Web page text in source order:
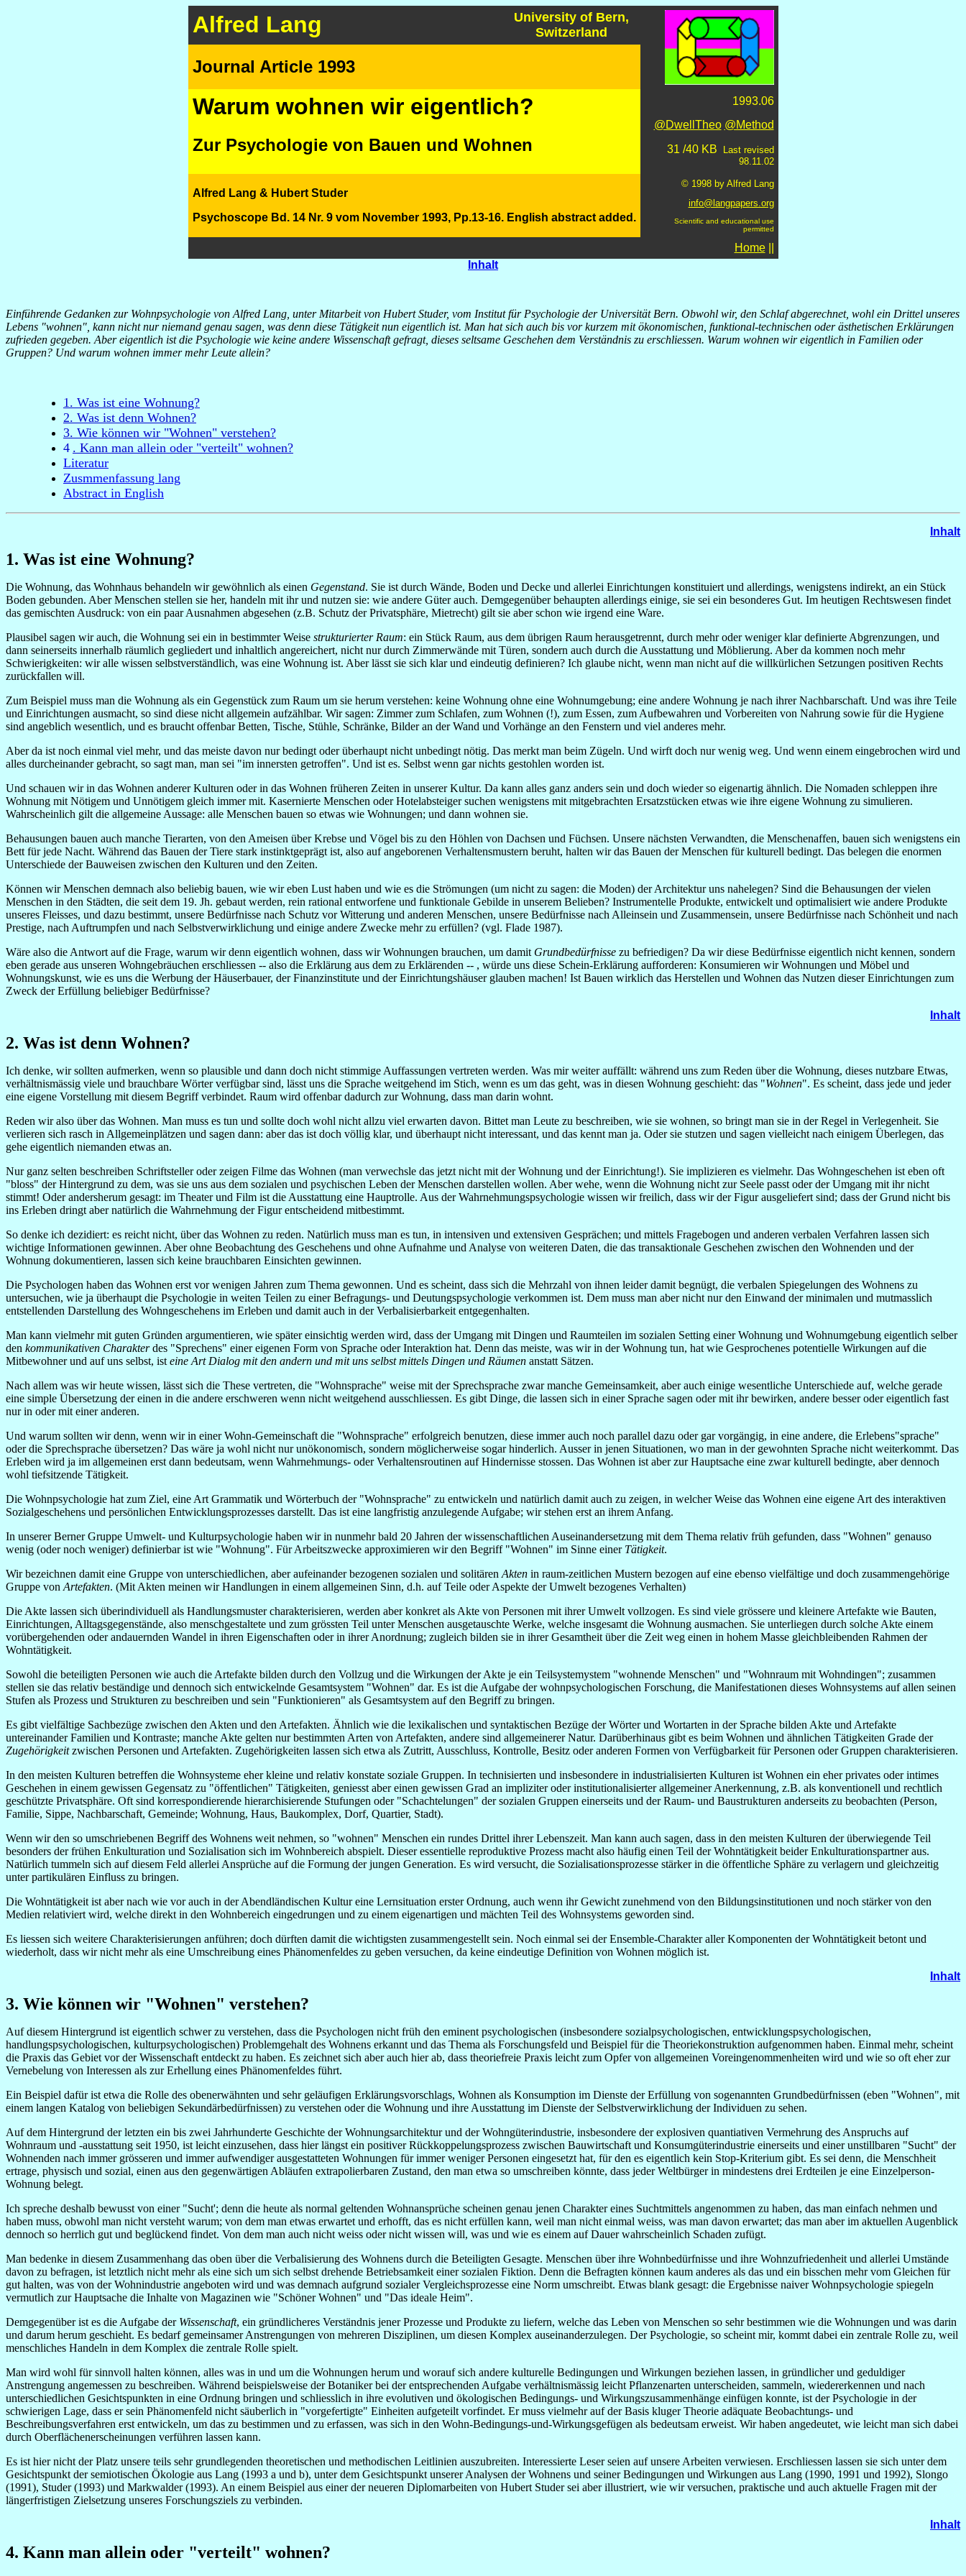
Alfred Lang
University of Bern,
Switzerland
Journal Article 1993
Warum wohnen wir eigentlich?
Zur Psychologie von Bauen und Wohnen
1993.06
@DwellTheo @Method
31 /40 KB
Last revised
98.11.02
Alfred Lang & Hubert Studer
Psychoscope Bd. 14 Nr. 9 vom November 1993, Pp.13-16. English abstract added.
© 1998 by Alfred Lang
info@langpapers.org
Scientific and educational use
permitted
Home
Inhalt
Einführende Gedanken zur Wohnpsychologie von Alfred Lang, unter Mitarbeit von Hubert Studer, vom Institut für Psychologie der Universität Bern. Obwohl wir, den Schlaf abgerechnet, wohl ein Drittel unseres
Lebens "wohnen", kann nicht nur niemand genau sagen, was denn diese Tätigkeit nun eigentlich ist. Man hat sich auch bis vor kurzem mit ökonomischen, funktional-technischen oder ästhetischen Erklärungen
zufrieden gegeben. Aber eigentlich ist die Psychologie wie keine andere Wissenschaft gefragt, dieses seltsame Geschehen dem Verständnis zu erschliessen. Warum wohnen wir eigentlich in Familien oder
Gruppen? Und warum wohnen immer mehr Leute allein?
1. Was ist eine Wohnung?
2. Was ist denn Wohnen?
3. Wie können wir "Wohnen" verstehen?
4 . Kann man allein oder "verteilt" wohnen?
Literatur
Zusmmenfassung lang
Abstract in English
Inhalt
1. Was ist eine Wohnung?
Die Wohnung, das Wohnhaus behandeln wir gewöhnlich als einen Gegenstand. Sie ist durch Wände, Boden und Decke und allerlei Einrichtungen konstituiert und allerdings, wenigstens indirekt, an ein Stück
Boden gebunden. Aber Menschen stellen sie her, handeln mit ihr und nutzen sie: wie andere Güter auch. Demgegenüber behaupten allerdings einige, sie sei ein besonderes Gut. Im heutigen Rechtswesen findet
das gemischten Ausdruck: von ein paar Ausnahmen abgesehen (z.B. Schutz der Privatsphäre, Mietrecht) gilt sie aber schon wie irgend eine Ware.
Plausibel sagen wir auch, die Wohnung sei ein in bestimmter Weise strukturierter Raum: ein Stück Raum, aus dem übrigen Raum herausgetrennt, durch mehr oder weniger klar definierte Abgrenzungen, und
dann seinerseits innerhalb räumlich gegliedert und inhaltlich angereichert, nicht nur durch Zimmerwände mit Türen, sondern auch durch die Ausstattung und Möblierung. Aber da kommen noch mehr
Schwierigkeiten: wir alle wissen selbstverständlich, was eine Wohnung ist. Aber lässt sie sich klar und eindeutig definieren? Ich glaube nicht, wenn man nicht auf die willkürlichen Setzungen positiven Rechts
zurückfallen will.
Zum Beispiel muss man die Wohnung als ein Gegenstück zum Raum um sie herum verstehen: keine Wohnung ohne eine Wohnumgebung; eine andere Wohnung je nach ihrer Nachbarschaft. Und was ihre Teile
und Einrichtungen ausmacht, so sind diese nicht allgemein aufzählbar. Wir sagen: Zimmer zum Schlafen, zum Wohnen (!), zum Essen, zum Aufbewahren und Vorbereiten von Nahrung sowie für die Hygiene
sind angeblich wesentlich, und es braucht offenbar Betten, Tische, Stühle, Schränke, Bilder an der Wand und Vorhänge an den Fenstern und viel anderes mehr.
Aber da ist noch einmal viel mehr, und das meiste davon nur bedingt oder überhaupt nicht unbedingt nötig. Das merkt man beim Zügeln. Und wirft doch nur wenig weg. Und wenn einem eingebrochen wird und
alles durcheinander gebracht, so sagt man, man sei "im innersten getroffen". Und ist es. Selbst wenn gar nichts gestohlen worden ist.
Und schauen wir in das Wohnen anderer Kulturen oder in das Wohnen früheren Zeiten in unserer Kultur. Da kann alles ganz anders sein und doch wieder so eigenartig ähnlich. Die Nomaden schleppen ihre
Wohnung mit Nötigem und Unnötigem gleich immer mit. Kasernierte Menschen oder Hotelabsteiger suchen wenigstens mit mitgebrachten Ersatzstücken etwas wie ihre eigene Wohnung zu simulieren.
Wahrscheinlich gilt die allgemeine Aussage: alle Menschen bauen so etwas wie Wohnungen; und dann wohnen sie.
Behausungen bauen auch manche Tierarten, von den Ameisen über Krebse und Vögel bis zu den Höhlen von Dachsen und Füchsen. Unsere nächsten Verwandten, die Menschenaffen, bauen sich wenigstens ein
Bett für jede Nacht. Während das Bauen der Tiere stark instinktgeprägt ist, also auf angeborenen Verhaltensmustern beruht, halten wir das Bauen der Menschen für kulturell bedingt. Das belegen die enormen
Unterschiede der Bauweisen zwischen den Kulturen und den Zeiten.
Können wir Menschen demnach also beliebig bauen, wie wir eben Lust haben und wie es die Strömungen (um nicht zu sagen: die Moden) der Architektur uns nahelegen? Sind die Behausungen der vielen
Menschen in den Städten, die seit dem 19. Jh. gebaut werden, rein rational entworfene und funktionale Gebilde in unserem Belieben? Instrumentelle Produkte, entwickelt und optimalisiert wie andere Produkte
unseres Fleisses, und dazu bestimmt, unsere Bedürfnisse nach Schutz vor Witterung und anderen Menschen, unsere Bedürfnisse nach Alleinsein und Zusammensein, unsere Bedürfnisse nach Schönheit und nach
Prestige, nach Auftrumpfen und nach Selbstverwirklichung und einige andere Zwecke mehr zu erfüllen? (vgl. Flade 1987).
Wäre also die Antwort auf die Frage, warum wir denn eigentlich wohnen, dass wir Wohnungen brauchen, um damit Grundbedürfnisse zu befriedigen? Da wir diese Bedürfnisse eigentlich nicht kennen, sondern
eben gerade aus unseren Wohngebräuchen erschliessen -- also die Erklärung aus dem zu Erklärenden -- , würde uns diese Schein-Erklärung aufforderen: Konsumieren wir Wohnungen und Möbel und
Wohnungskunst, wie es uns die Werbung der Häuserbauer, der Finanzinstitute und der Einrichtungshäuser glauben machen! Ist Bauen wirklich das Herstellen und Wohnen das Nutzen dieser Einrichtungen zum
Zweck der Erfüllung beliebiger Bedürfnisse?
Inhalt
2. Was ist denn Wohnen?
Ich denke, wir sollten aufmerken, wenn so plausible und dann doch nicht stimmige Auffassungen vertreten werden. Was mir weiter auffällt: während uns zum Reden über die Wohnung, dieses nutzbare Etwas,
verhältnismässig viele und brauchbare Wörter verfügbar sind, lässt uns die Sprache weitgehend im Stich, wenn es um das geht, was in diesen Wohnung geschieht: das "Wohnen". Es scheint, dass jede und jeder
eine eigene Vorstellung mit diesem Begriff verbindet. Raum wird offenbar dadurch zur Wohnung, dass man darin wohnt.
Reden wir also über das Wohnen. Man muss es tun und sollte doch wohl nicht allzu viel erwarten davon. Bittet man Leute zu beschreiben, wie sie wohnen, so bringt man sie in der Regel in Verlegenheit. Sie
verlieren sich rasch in Allgemeinplätzen und sagen dann: aber das ist doch völlig klar, und überhaupt nicht interessant, und das kennt man ja. Oder sie stutzen und sagen vielleicht nach einigem Überlegen, das
gehe eigentlich niemanden etwas an.
Nur ganz selten beschreiben Schriftsteller oder zeigen Filme das Wohnen (man verwechsle das jetzt nicht mit der Wohnung und der Einrichtung!). Sie implizieren es vielmehr. Das Wohngeschehen ist eben oft
"bloss" der Hintergrund zu dem, was sie uns aus dem sozialen und psychischen Leben der Menschen darstellen wollen. Aber wehe, wenn die Wohnung nicht zur Seele passt oder der Umgang mit ihr nicht
stimmt! Oder andersherum gesagt: im Theater und Film ist die Ausstattung eine Hauptrolle. Aus der Wahrnehmungspsychologie wissen wir freilich, dass wir der Figur ausgeliefert sind; dass der Grund nicht bis
ins Erleben dringt aber natürlich die Wahrnehmung der Figur entscheidend mitbestimmt.
So denke ich dezidiert: es reicht nicht, über das Wohnen zu reden. Natürlich muss man es tun, in intensiven und extensiven Gesprächen; und mittels Fragebogen und anderen verbalen Verfahren lassen sich
wichtige Informationen gewinnen. Aber ohne Beobachtung des Geschehens und ohne Aufnahme und Analyse von weiteren Daten, die das transaktionale Geschehen zwischen den Wohnenden und der
Wohnung dokumentieren, lassen sich keine brauchbaren Einsichten gewinnen.
Die Psychologen haben das Wohnen erst vor wenigen Jahren zum Thema gewonnen. Und es scheint, dass sich die Mehrzahl von ihnen leider damit begnügt, die verbalen Spiegelungen des Wohnens zu
untersuchen, wie ja überhaupt die Psychologie in weiten Teilen zu einer Befragungs- und Deutungspsychologie verkommen ist. Dem muss man aber nicht nur den Einwand der minimalen und mutmasslich
entstellenden Darstellung des Wohngeschehens im Erleben und damit auch in der Verbalisierbarkeit entgegenhalten.
Man kann vielmehr mit guten Gründen argumentieren, wie später einsichtig werden wird, dass der Umgang mit Dingen und Raumteilen im sozialen Setting einer Wohnung und Wohnumgebung eigentlich selber
den kommunikativen Charakterdes "Sprechens" einer eigenen Form von Sprache oder Interaktion hat. Denn das meiste, was wir in der Wohnung tun, hat wie Gesprochenes potentielle Wirkungen auf die
Mitbewohner und auf uns selbst, ist eine Art Dialog mit den andern und mit uns selbst mittels Dingen und Räumen anstatt Sätzen.
Nach allem was wir heute wissen, lässt sich die These vertreten, die "Wohnsprache" weise mit der Sprechsprache zwar manche Gemeinsamkeit, aber auch einige wesentliche Unterschiede auf, welche gerade
eine simple Übersetzung der einen in die andere erschweren wenn nicht weitgehend ausschliessen. Es gibt Dinge, die lassen sich in einer Sprache sagen oder mit ihr bewirken, andere besser oder eigentlich fast
nur in oder mit einer anderen.
Und warum sollten wir denn, wenn wir in einer Wohn-Gemeinschaft die "Wohnsprache" erfolgreich benutzen, diese immer auch noch parallel dazu oder gar vorgängig, in eine andere, die Erlebens"sprache"
oder die Sprechsprache übersetzen? Das wäre ja wohl nicht nur unökonomisch, sondern möglicherweise sogar hinderlich. Ausser in jenen Situationen, wo man in der gewohnten Sprache nicht weiterkommt. Das
Erleben wird ja im allgemeinen erst dann bedeutsam, wenn Wahrnehmungs- oder Verhaltensroutinen auf Hindernisse stossen. Das Wohnen ist aber zur Hauptsache eine zwar kulturell bedingte, aber dennoch
wohl tiefsitzende Tätigkeit.
Die Wohnpsychologie hat zum Ziel, eine Art Grammatik und Wörterbuch der "Wohnsprache" zu entwickeln und natürlich damit auch zu zeigen, in welcher Weise das Wohnen eine eigene Art des interaktiven
Sozialgeschehens und persönlichen Entwicklungsprozesses darstellt. Das ist eine langfristig anzulegende Aufgabe; wir stehen erst an ihrem Anfang.
In unserer Berner Gruppe Umwelt- und Kulturpsychologie haben wir in nunmehr bald 20 Jahren der wissenschaftlichen Auseinandersetzung mit dem Thema relativ früh gefunden, dass "Wohnen" genauso
wenig (oder noch weniger) definierbar ist wie "Wohnung". Für Arbeitszwecke approximieren wir den Begriff "Wohnen" im Sinne einer Tätigkeit.
Wir bezeichnen damit eine Gruppe von unterschiedlichen, aber aufeinander bezogenen sozialen und solitären Akten in raum-zeitlichen Mustern bezogen auf eine ebenso vielfältige und doch zusammengehörige
Gruppe von Artefakten. (Mit Akten meinen wir Handlungen in einem allgemeinen Sinn, d.h. auf Teile oder Aspekte der Umwelt bezogenes Verhalten)
Die Akte lassen sich überindividuell als Handlungsmuster charakterisieren, werden aber konkret als Akte von Personen mit ihrer Umwelt vollzogen. Es sind viele grössere und kleinere Artefakte wie Bauten,
Einrichtungen, Alltagsgegenstände, also menschgestaltete und zum grössten Teil unter Menschen ausgetauschte Werke, welche insgesamt die Wohnung ausmachen. Sie unterliegen durch solche Akte einem
vorübergehenden oder andauernden Wandel in ihren Eigenschaften oder in ihrer Anordnung; zugleich bilden sie in ihrer Gesamtheit über die Zeit weg einen in hohem Masse gleichbleibenden Rahmen der
Wohntätigkeit.
Sowohl die beteiligten Personen wie auch die Artefakte bilden durch den Vollzug und die Wirkungen der Akte je ein Teilsystemystem "wohnende Menschen" und "Wohnraum mit Wohndingen"; zusammen
stellen sie das relativ beständige und dennoch sich entwickelnde Gesamtsystem "Wohnen" dar. Es ist die Aufgabe der wohnpsychologischen Forschung, die Manifestationen dieses Wohnsystems auf allen seinen
Stufen als Prozess und Strukturen zu beschreiben und sein "Funktionieren" als Gesamtsystem auf den Begriff zu bringen.
Es gibt vielfältige Sachbezüge zwischen den Akten und den Artefakten. Ähnlich wie die lexikalischen und syntaktischen Bezüge der Wörter und Wortarten in der Sprache bilden Akte und Artefakte
untereinander Familien und Kontraste; manche Akte gelten nur bestimmten Arten von Artefakten, andere sind allgemeinerer Natur. Darüberhinaus gibt es beim Wohnen und ähnlichen Tätigkeiten Grade der
Zugehörigkeitzwischen Personen und Artefakten. Zugehörigkeiten lassen sich etwa als Zutritt, Ausschluss, Kontrolle, Besitz oder anderen Formen von Verfügbarkeit für Personen oder Gruppen charakterisieren.
In den meisten Kulturen betreffen die Wohnsysteme eher kleine und relativ konstate soziale Gruppen. In technisierten und insbesondere in industrialisierten Kulturen ist Wohnen ein eher privates oder intimes
Geschehen in einem gewissen Gegensatz zu "öffentlichen" Tätigkeiten, geniesst aber einen gewissen Grad an impliziter oder institutionalisierter allgemeiner Anerkennung, z.B. als konventionell und rechtlich
geschützte Privatsphäre. Oft sind korrespondierende hierarchisierende Stufungen oder "Schachtelungen" der sozialen Gruppen einerseits und der Raum- und Baustrukturen anderseits zu beobachten (Person,
Familie, Sippe, Nachbarschaft, Gemeinde; Wohnung, Haus, Baukomplex, Dorf, Quartier, Stadt).
Wenn wir den so umschriebenen Begriff des Wohnens weit nehmen, so "wohnen" Menschen ein rundes Drittel ihrer Lebenszeit. Man kann auch sagen, dass in den meisten Kulturen der überwiegende Teil
besonders der frühen Enkulturation und Sozialisation sich im Wohnbereich abspielt. Dieser essentielle reproduktive Prozess macht also häufig einen Teil der Wohntätigkeit beider Enkulturationspartner aus.
Natürlich tummeln sich auf diesem Feld allerlei Ansprüche auf die Formung der jungen Generation. Es wird versucht, die Sozialisationsprozesse stärker in die öffentliche Sphäre zu verlagern und gleichzeitig
unter partikulären Einfluss zu bringen.
Die Wohntätigkeit ist aber nach wie vor auch in der Abendländischen Kultur eine Lernsituation erster Ordnung, auch wenn ihr Gewicht zunehmend von den Bildungsinstitutionen und noch stärker von den
Medien relativiert wird, welche direkt in den Wohnbereich eingedrungen und zu einem eigenartigen und mächten Teil des Wohnsystems geworden sind.
Es liessen sich weitere Charakterisierungen anführen; doch dürften damit die wichtigsten zusammengestellt sein. Noch einmal sei der Ensemble-Charakter aller Komponenten der Wohntätigkeit betont und
wiederholt, dass wir nicht mehr als eine Umschreibung eines Phänomenfeldes zu geben versuchen, da keine eindeutige Definition von Wohnen möglich ist.
Inhalt
3. Wie können wir "Wohnen" verstehen?
Auf diesem Hintergrund ist eigentlich schwer zu verstehen, dass die Psychologen nicht früh den eminent psychologischen (insbesondere sozialpsychologischen, entwicklungspsychologischen,
handlungspsychologischen, kulturpsychologischen) Problemgehalt des Wohnens erkannt und das Thema als Forschungsfeld und Beispiel für die Theoriekonstruktion aufgenommen haben. Einmal mehr, scheint
die Praxis das Gebiet vor der Wissenschaft entdeckt zu haben. Es zeichnet sich aber auch hier ab, dass theoriefreie Praxis leicht zum Opfer von allgemeinen Voreingenommenheiten wird und wie so oft eher zur
Vernebelung von Interessen als zur Erhellung eines Phänomenfeldes führt.
Ein Beispiel dafür ist etwa die Rolle des obenerwähnten und sehr geläufigen Erklärungsvorschlags, Wohnen als Konsumption im Dienste der Erfüllung von sogenannten Grundbedürfnissen (eben "Wohnen", mit
einem langen Katalog von beliebigen Sekundärbedürfnissen) zu verstehen oder die Wohnung und ihre Ausstattung im Dienste der Selbstverwirklichung der Individuen zu sehen.
Auf dem Hintergrund der letzten ein bis zwei Jahrhunderte Geschichte der Wohnungsarchitektur und der Wohngüterindustrie, insbesondere der explosiven quantiativen Vermehrung des Anspruchs auf
Wohnraum und -ausstattung seit 1950, ist leicht einzusehen, dass hier längst ein positiver Rückkoppelungsprozess zwischen Bauwirtschaft und Konsumgüterindustrie einerseits und einer unstillbaren "Sucht" der
Wohnenden nach immer grösseren und immer aufwendiger ausgestatteten Wohnungen für immer weniger Personen eingesetzt hat, für den es eigentlich kein Stop-Kriterium gibt. Es sei denn, die Menschheit
ertrage, physisch und sozial, einen aus den gegenwärtigen Abläufen extrapolierbaren Zustand, den man etwa so umschreiben könnte, dass jeder Weltbürger in mindestens drei Erdteilen je eine Einzelperson-
Wohnung belegt.
Ich spreche deshalb bewusst von einer "Sucht'; denn die heute als normal geltenden Wohnansprüche scheinen genau jenen Charakter eines Suchtmittels angenommen zu haben, das man einfach nehmen und
haben muss, obwohl man nicht versteht warum; von dem man etwas erwartet und erhofft, das es nicht erfüllen kann, weil man nicht einmal weiss, was man davon erwartet; das man aber im aktuellen Augenblick
dennoch so herrlich gut und beglückend findet. Von dem man auch nicht weiss oder nicht wissen will, was und wie es einem auf Dauer wahrscheinlich Schaden zufügt.
Man bedenke in diesem Zusammenhang das oben über die Verbalisierung des Wohnens durch die Beteiligten Gesagte. Menschen über ihre Wohnbedürfnisse und ihre Wohnzufriedenheit und allerlei Umstände
davon zu befragen, ist letztlich nicht mehr als eine sich um sich selbst drehende Betriebsamkeit einer sozialen Fiktion. Denn die Befragten können kaum anderes als das und ein bisschen mehr vom Gleichen für
gut halten, was von der Wohnindustrie angeboten wird und was demnach aufgrund sozialer Vergleichsprozesse eine Norm umschreibt. Etwas blank gesagt: die Ergebnisse naiver Wohnpsychologie spiegeln
vermutlich zur Hauptsache die Inhalte von Magazinen wie "Schöner Wohnen" und "Das ideale Heim".
Demgegenüber ist es die Aufgabe der Wissenschaft, ein gründlicheres Verständnis jener Prozesse und Produkte zu liefern, welche das Leben von Menschen so sehr bestimmen wie die Wohnungen und was darin
und darum herum geschieht. Es bedarf gemeinsamer Anstrengungen von mehreren Disziplinen, um diesen Komplex auseinanderzulegen. Der Psychologie, so scheint mir, kommt dabei ein zentrale Rolle zu, weil
menschliches Handeln in dem Komplex die zentrale Rolle spielt.
Man wird wohl für sinnvoll halten können, alles was in und um die Wohnungen herum und worauf sich andere kulturelle Bedingungen und Wirkungen beziehen lassen, in gründlicher und geduldiger
Anstrengung angemessen zu beschreiben. Während beispielsweise der Botaniker bei der entsprechenden Aufgabe verhältnismässig leicht Pflanzenarten unterscheiden, sammeln, wiedererkennen und nach
unterschiedlichen Gesichtspunkten in eine Ordnung bringen und schliesslich in ihre evolutiven und ökologischen Bedingungs- und Wirkungszusammenhänge einfügen konnte, ist der Psychologie in der
schwierigen Lage, dass er sein Phänomenfeld nicht säuberlich in "vorgefertigte" Einheiten aufgeteilt vorfindet. Er muss vielmehr auf der Basis kluger Theorie adäquate Beobachtungs- und
Beschreibungsverfahren erst entwickeln, um das zu bestimmen und zu erfassen, was sich in den Wohn-Bedingungs-und-Wirkungsgefügen als bedeutsam erweist. Wir haben angedeutet, wie leicht man sich dabei
durch Oberflächenerscheinungen verführen lassen kann.
Es ist hier nicht der Platz unsere teils sehr grundlegenden theoretischen und methodischen Leitlinien auszubreiten. Interessierte Leser seien auf unsere Arbeiten verwiesen. Erschliessen lassen sie sich unter dem
Gesichtspunkt der semiotischen Ökologie aus Lang (1993 a und b), unter dem Gesichtspunkt unserer Analysen der Wohnens und seiner Bedingungen und Wirkungen aus Lang (1990, 1991 und 1992), Slongo
(1991), Studer (1993) und Markwalder (1993). An einem Beispiel aus einer der neueren Diplomarbeiten von Hubert Studer sei aber illustriert, wie wir versuchen, praktische und auch aktuelle Fragen mit der
längerfristigen Zielsetzung unseres Forschungsziels zu verbinden.
Inhalt
4. Kann man allein oder "verteilt" wohnen?